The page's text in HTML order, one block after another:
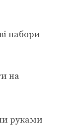
набори
на
руками